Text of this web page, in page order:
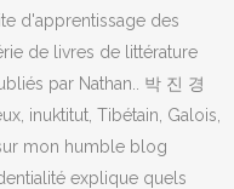
d'apprentissage des
de livres de littérature
par Nathan.. 박 진 경
inuktitut, Tibétain, Galois,
mon humble blog
explique quels